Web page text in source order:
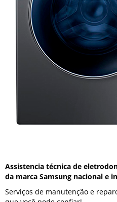
Assistencia técnica de
da marca Samsung nacional e
Serviços de manutenção e